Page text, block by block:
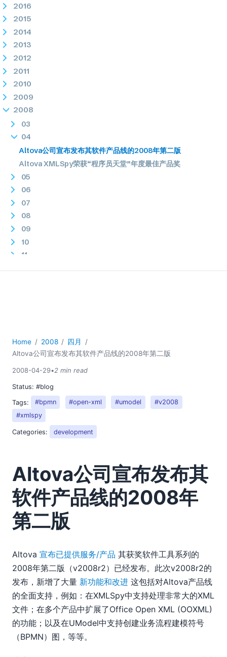
2016
2015
2014
2013
2012
2011
2010
2009
2008
03
04
Altova公司宣布发布其软件产品线的2008年第二版
Altova XMLSpy荣获“程序员天堂”年度最佳产品奖
05
06
07
08
09
10
11
Home 2008
四月
Altova公司宣布发布其软件产品线的2008年第二版
2008-04-29•2 min read
Status: #blog
Tags:
#bpmn #open-xml #umodel
#v2008
#xmlspy
Categories: development
Altova公司宣布发布其
软件产品线的2008年
第二版
Altova 宣布已提供服务/产品 其获奖软件工具系列的
2008年第二版（v2008r2）已经发布。此次v2008r2的
发布，新增了大量 新功能和改进 这包括对Altova产品线
的全面支持，例如：在XMLSpy中支持处理非常大的XML
文件；在多个产品中扩展了Office Open XML (OOXML)
的功能；以及在UModel中支持创建业务流程建模符号
（BPMN）图，等等。